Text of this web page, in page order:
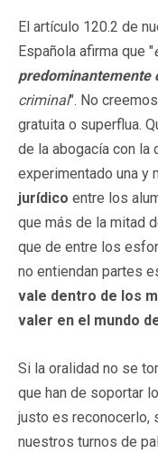
El artículo 120.2 de
Española afirma que "
predominantemente
criminal". No
gratuita o superflua.
de la abogacía con la
experimentado una y
jurídico entre los
que más de la mitad
que de entre los
no entiendan partes
vale dentro de los
valer en el mundo
Si la oralidad no se
que han de soportar
justo es reconocerlo,
nuestros turnos de